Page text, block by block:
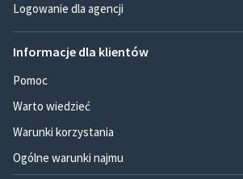
Logowanie dla agencji
Informacje dla klientów
Pomoc
Warto wiedzieć
Warunki korzystania
Ogólne warunki najmu